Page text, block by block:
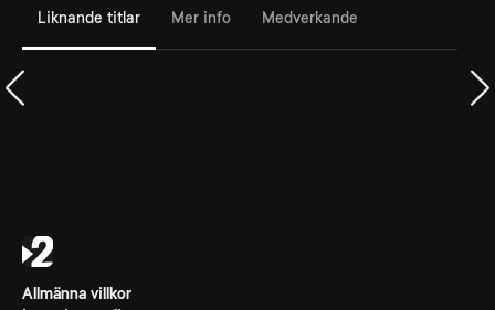
Liknande titlar Mer info Medverkande
Allmänna villkor